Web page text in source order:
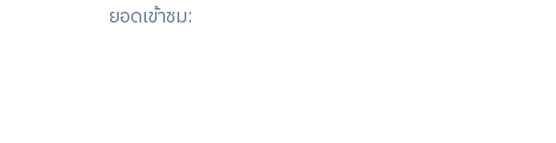
ยอดเข้าชม: